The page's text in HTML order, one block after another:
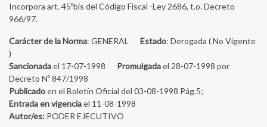
Incorpora art. 45ºbis del Código Fiscal -Ley 2686, t.o. Decreto
966/97.
Carácter de la Norma: GENERAL Estado: Derogada ( No Vigente
)
Sancionadael 17-07-1998 Promulgadael 28-07-1998 por
Decreto Nº 847/1998
Publicadoen el Boletín Oficial del 03-08-1998 Pág.5;
Entrada en vigenciael 11-08-1998
Autor/es: PODER EJECUTIVO